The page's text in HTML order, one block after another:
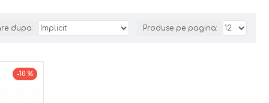
dupa: Produse pe pagina:
-10 %